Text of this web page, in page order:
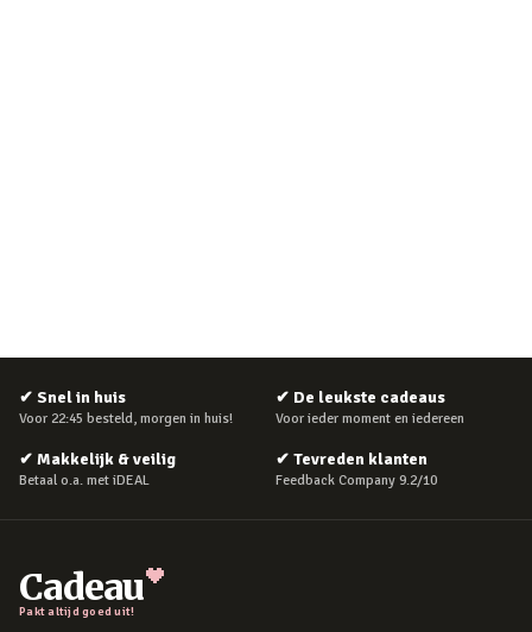
✔ Snel in huis
Voor 22:45 besteld, morgen in huis!
✔ De leukste cadeaus
Voor ieder moment en iedereen
✔ Makkelijk & veilig
Betaal o.a. met iDEAL
✔ Tevreden klanten
Feedback Company 9.2/10
Cadeau
Pakt altijd goed uit!